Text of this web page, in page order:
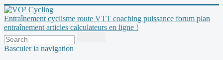
Entraînement cyclisme route VTT coaching puissance forum plan
entraînement articles calculateurs en ligne !
Basculer la navigation